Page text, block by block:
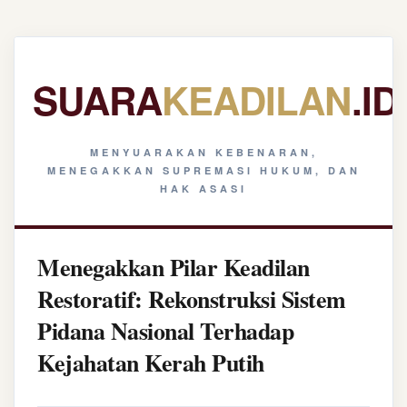
SUARAKEADILAN.ID
MENYUARAKAN KEBENARAN,
MENEGAKKAN SUPREMASI HUKUM, DAN
HAK ASASI
Menegakkan Pilar Keadilan
Restoratif: Rekonstruksi Sistem
Pidana Nasional Terhadap
Kejahatan Kerah Putih